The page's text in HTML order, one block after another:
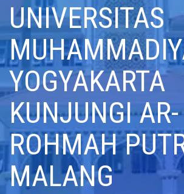
UNIVERSITAS
YOGYAKARTA
KUNJUNGI AR-
ROHMAH
MALANG